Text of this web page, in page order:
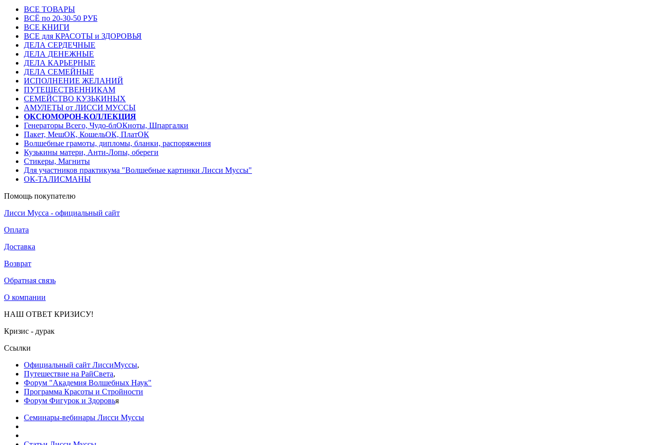
ВСЕ ТОВАРЫ
ВСЁ по 20-30-50 РУБ
ВСЕ КНИГИ
ВСЕ для КРАСОТЫ и ЗДОРОВЬЯ
ДЕЛА СЕРДЕЧНЫЕ
ДЕЛА ДЕНЕЖНЫЕ
ДЕЛА КАРЬЕРНЫЕ
ДЕЛА СЕМЕЙНЫЕ
ИСПОЛНЕНИЕ ЖЕЛАНИЙ
ПУТЕШЕСТВЕННИКАМ
СЕМЕЙСТВО КУЗЬКИНЫХ
АМУЛЕТЫ от ЛИССИ МУССЫ
ОКСЮМОРОН-КОЛЛЕКЦИЯ
Генераторы Всего, Чудо-блОКноты, Шпаргалки
Пакет, МешОК, КошельОК, ПлатОК
Волшебные грамоты, дипломы, бланки, распоряжения
Кузькины матери, Анти-Лопы, обереги
Стикеры, Магниты
Для участников практикума "Волшебные картинки Лисси Муссы"
ОК-ТАЛИСМАНЫ
Помощь покупателю
Лисси Мусса - официальный сайт
Оплата
Доставка
Возврат
Обратная связь
О компании
НАШ ОТВЕТ КРИЗИСУ!
Кризис - дурак
Ссылки
Официальный сайт ЛиссиМуссы,
Путешествие на РайСвета,
Форум "Академия Волшебных Наук"
Программа Красоты и Стройности
Форум Фигурок и Здоровья
Семинары-вебинары Лисси Муссы